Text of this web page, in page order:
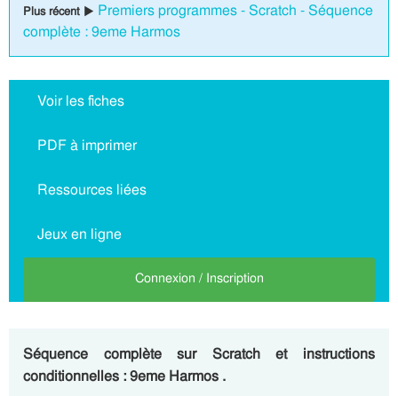
Plus récent ▶ Premiers programmes - Scratch - Séquence
complète : 9eme Harmos
Voir les fiches
PDF à imprimer
Ressources liées
Jeux en ligne
Connexion / Inscription
Séquence complète sur Scratch et instructions
conditionnelles : 9eme Harmos .